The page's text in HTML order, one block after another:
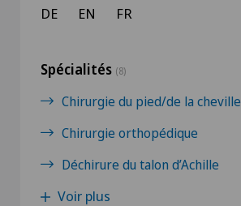
DE EN FR
Spécialités (8)
Chirurgie du pied/de la cheville
Chirurgie orthopédique
Déchirure du talon d’Achille
Voir plus